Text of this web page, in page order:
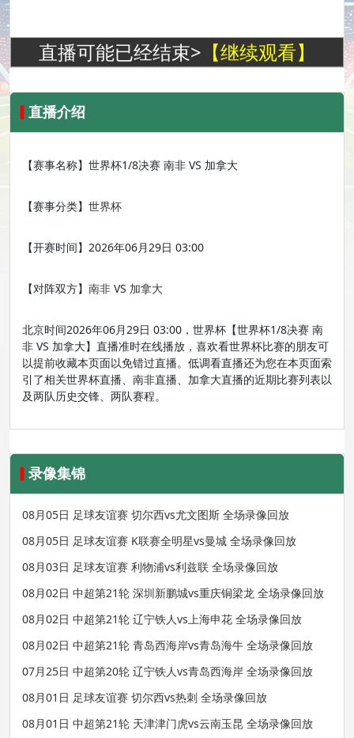
直播可能已经结束> 【继续观看】
直播介绍
【赛事名称】 世界杯1/8决赛 南非 VS 加拿大
【赛事分类】 世界杯
【开赛时间】 2026年06月29日 03:00
【对阵双方】 南非 VS 加拿大
北京时间2026年06月29日 03:00，世界杯【世界杯1/8决赛 南
非 VS 加拿大】直播准时在线播放，喜欢看世界杯比赛的朋友可
以提前收藏本页面以免错过直播。低调看直播还为您在本页面索
引了相关世界杯直播、南非直播、加拿大直播的近期比赛列表以
及两队历史交锋、两队赛程。
录像集锦
08月05日 足球友谊赛 切尔西vs尤文图斯 全场录像回放
08月05日 足球友谊赛 K联赛全明星vs曼城 全场录像回放
08月03日 足球友谊赛 利物浦vs利兹联 全场录像回放
08月02日 中超第21轮 深圳新鹏城vs重庆铜梁龙 全场录像回放
08月02日 中超第21轮 辽宁铁人vs上海申花 全场录像回放
08月02日 中超第21轮 青岛西海岸vs青岛海牛 全场录像回放
07月25日 中超第20轮 辽宁铁人vs青岛西海岸 全场录像回放
08月01日 足球友谊赛 切尔西vs热刺 全场录像回放
08月01日 中超第21轮 天津津门虎vs云南玉昆 全场录像回放